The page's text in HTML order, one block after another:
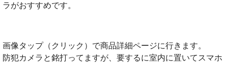
ラがおすすめです。
画像タップ（クリック）で商品詳細ページに行きます。
防犯カメラと銘打ってますが、要するに室内に置いてスマホ